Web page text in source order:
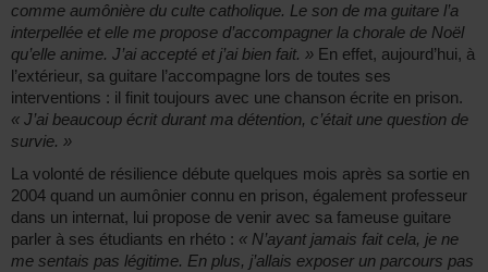
comme aumônière du culte catholique. Le son de ma guitare l’a
interpellée et elle me propose d’accompagner la chorale de Noël
qu’elle anime. J’ai accepté et j’ai bien fait. » En effet, aujourd’hui, à
l’extérieur, sa guitare l’accompagne lors de toutes ses
interventions : il finit toujours avec une chanson écrite en prison.
« J’ai beaucoup écrit durant ma détention, c’était une question de
survie. »
La volonté de résilience débute quelques mois après sa sortie en
2004 quand un aumônier connu en prison, également professeur
dans un internat, lui propose de venir avec sa fameuse guitare
parler à ses étudiants en rhéto : « N’ayant jamais fait cela, je ne
me sentais pas légitime. En plus, j’allais exposer un parcours pas